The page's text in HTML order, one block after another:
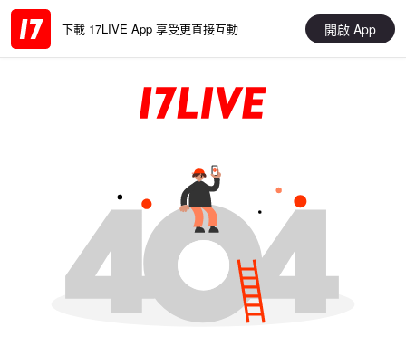
下載 17LIVE App 享受更直接互動 開啟 App